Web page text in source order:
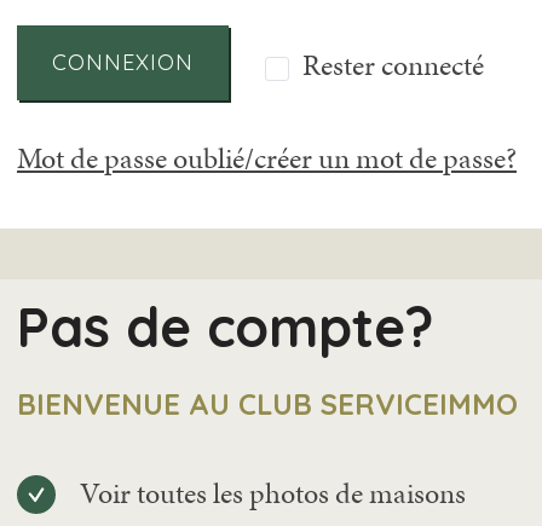
CONNEXION Rester connecté
Mot de passe oublié/créer un mot de passe?
Pas de compte?
BIENVENUE AU CLUB SERVICEIMMO
Voir toutes les photos de maisons